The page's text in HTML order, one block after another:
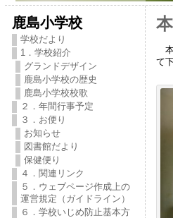
鹿島小学校
学校だより
1．学校紹介
グランドデザイン
鹿島小学校の歴史
鹿島小学校校歌
２．年間行事予定
３．お便り
お知らせ
図書館だより
保健便り
４．関連リンク
５．ウェブページ作成上の
運営規定（ガイドライン）
６．学校いじめ防止基本方
本
て